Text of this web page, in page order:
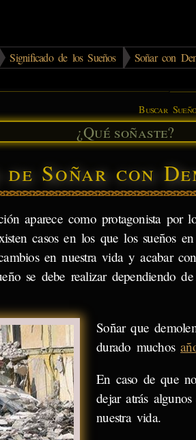
Significado de los Sueños Soñar con
Buscar
Soñar con
aparece como protagonista por
casos en los que los sueños
en nuestra vida y acabar
se debe realizar dependiendo
Soñar que
durado muchos
En caso de que
dejar atrás
nuestra vida.